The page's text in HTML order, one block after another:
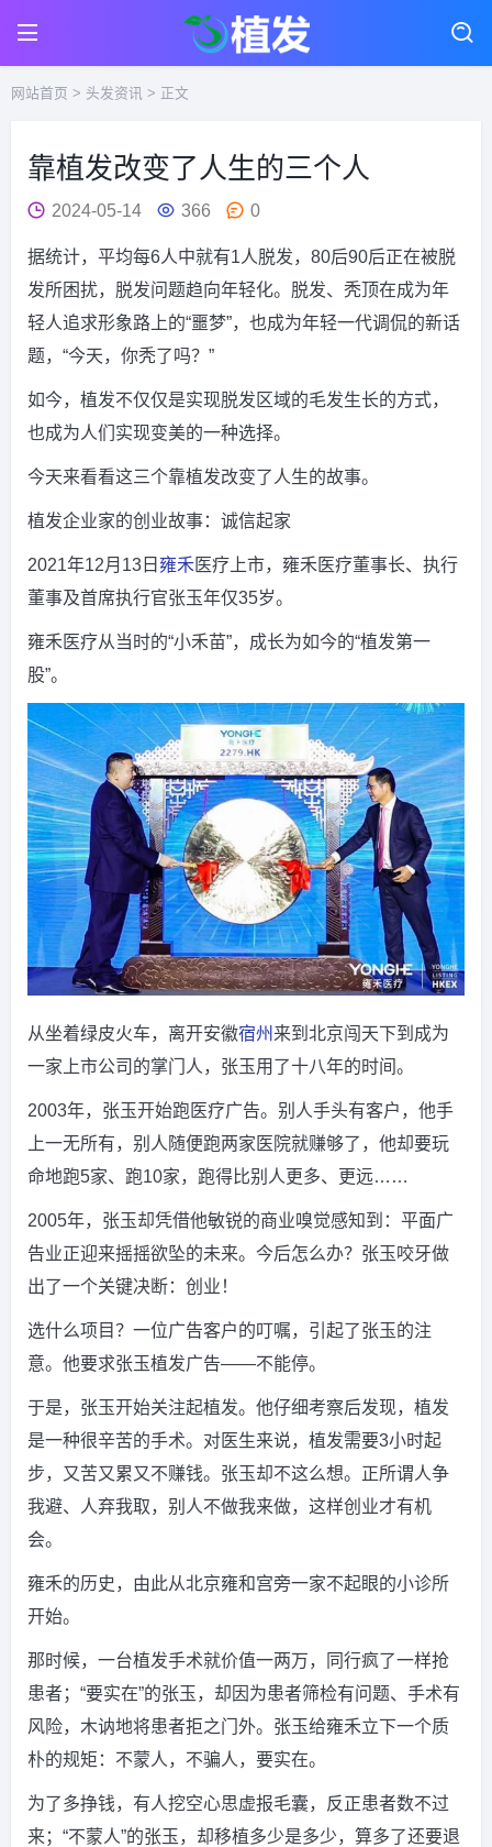
网站首页 > 头发资讯 > 正文
靠植发改变了人生的三个人
2024-05-14 366 0
据统计，平均每6人中就有1人脱发，80后90后正在被脱
发所困扰，脱发问题趋向年轻化。脱发、秃顶在成为年
轻人追求形象路上的“噩梦”，也成为年轻一代调侃的新话
题，“今天，你秃了吗？”
如今，植发不仅仅是实现脱发区域的毛发生长的方式，
也成为人们实现变美的一种选择。
今天来看看这三个靠植发改变了人生的故事。
植发企业家的创业故事：诚信起家
2021年12月13日 雍禾 医疗上市，雍禾医疗董事长、执行
董事及首席执行官张玉年仅35岁。
雍禾医疗从当时的“小禾苗”，成长为如今的“植发第一
股”。
从坐着绿皮火车，离开安徽宿州 来到北京闯天下到成为
一家上市公司的掌门人，张玉用了十八年的时间。
2003年，张玉开始跑医疗广告。别人手头有客户，他手
上一无所有，别人随便跑两家医院就赚够了，他却要玩
命地跑5家、跑10家，跑得比别人更多、更远……
2005年，张玉却凭借他敏锐的商业嗅觉感知到：平面广
告业正迎来摇摇欲坠的未来。今后怎么办？张玉咬牙做
出了一个关键决断：创业！
选什么项目？一位广告客户的叮嘱，引起了张玉的注
意。他要求张玉植发广告——不能停。
于是，张玉开始关注起植发。他仔细考察后发现，植发
是一种很辛苦的手术。对医生来说，植发需要3小时起
步，又苦又累又不赚钱。张玉却不这么想。正所谓人争
我避、人弃我取，别人不做我来做，这样创业才有机
会。
雍禾的历史，由此从北京雍和宫旁一家不起眼的小诊所
开始。
那时候，一台植发手术就价值一两万，同行疯了一样抢
患者；“要实在”的张玉，却因为患者筛检有问题、手术有
风险，木讷地将患者拒之门外。张玉给雍禾立下一个质
朴的规矩：不蒙人，不骗人，要实在。
为了多挣钱，有人挖空心思虚报毛囊，反正患者数不过
来；“不蒙人”的张玉，却移植多少是多少，算多了还要退